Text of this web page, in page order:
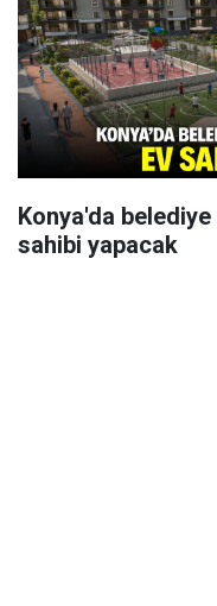
Konya'da
sahibi yapacak